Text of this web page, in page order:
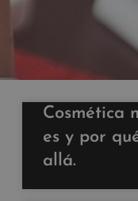
Cosmética
es y por
allá.